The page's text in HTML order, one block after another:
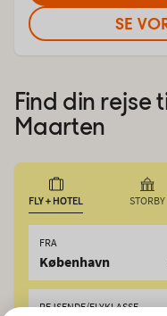
SE
Find din rejse
Maarten
FLY + HOTEL STORBY
FRA
København
REJSENDE/FLYKLASSE